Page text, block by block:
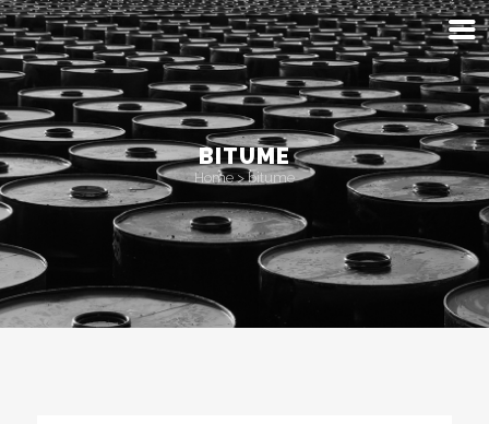
BITUME
Home>bitume